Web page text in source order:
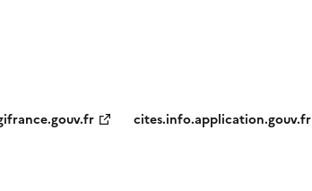
cites.info.application.gouv.fr